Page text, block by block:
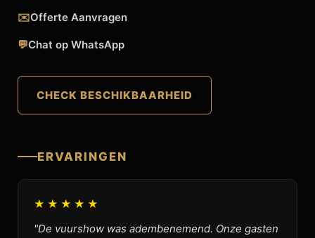
✉️Offerte Aanvragen
💬Chat op WhatsApp
CHECK BESCHIKBAARHEID
ERVARINGEN
★★★★★
"De vuurshow was adembenemend. Onze gasten